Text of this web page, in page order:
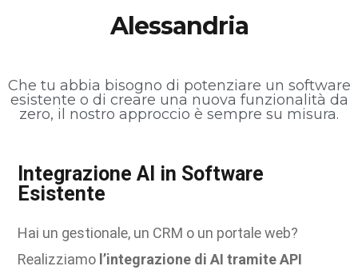
Alessandria
Che tu abbia bisogno di potenziare un software
esistente o di creare una nuova funzionalità da
zero, il nostro approccio è sempre su misura.
Integrazione AI in Software
Esistente
Hai un gestionale, un CRM o un portale web?
Realizziamo l’integrazione di AI tramite API